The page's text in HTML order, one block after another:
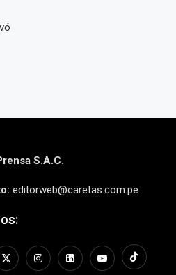
S.A.C.
editorweb@caretas.com.pe